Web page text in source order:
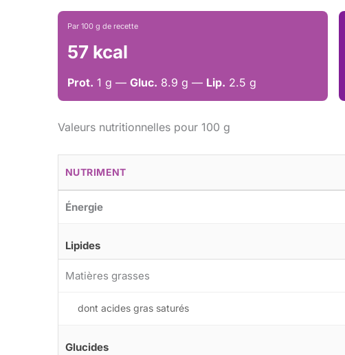
Par 100 g de recette
57 kcal
Prot. 1 g — Gluc. 8.9 g — Lip. 2.5 g
Valeurs nutritionnelles pour 100 g
NUTRIMENT
Énergie
Lipides
Matières grasses
dont acides gras saturés
Glucides